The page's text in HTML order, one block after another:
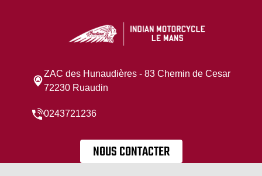
ZAC des Hunaudières - 83 Chemin de Cesar
72230 Ruaudin
0243721236
NOUS CONTACTER